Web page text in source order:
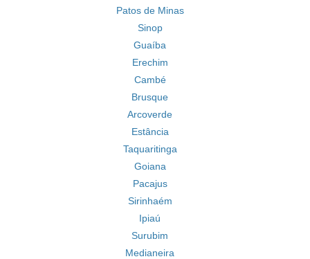
Patos de Minas
Sinop
Guaíba
Erechim
Cambé
Brusque
Arcoverde
Estância
Taquaritinga
Goiana
Pacajus
Sirinhaém
Ipiaú
Surubim
Medianeira